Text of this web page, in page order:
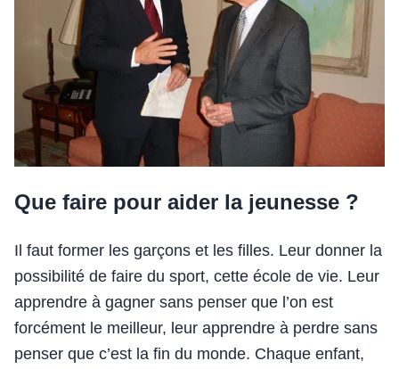
Que faire pour aider la jeunesse ?
Il faut former les garçons et les filles. Leur donner la
possibilité de faire du sport, cette école de vie. Leur
apprendre à gagner sans penser que l’on est
forcément le meilleur, leur apprendre à perdre sans
penser que c’est la fin du monde. Chaque enfant,